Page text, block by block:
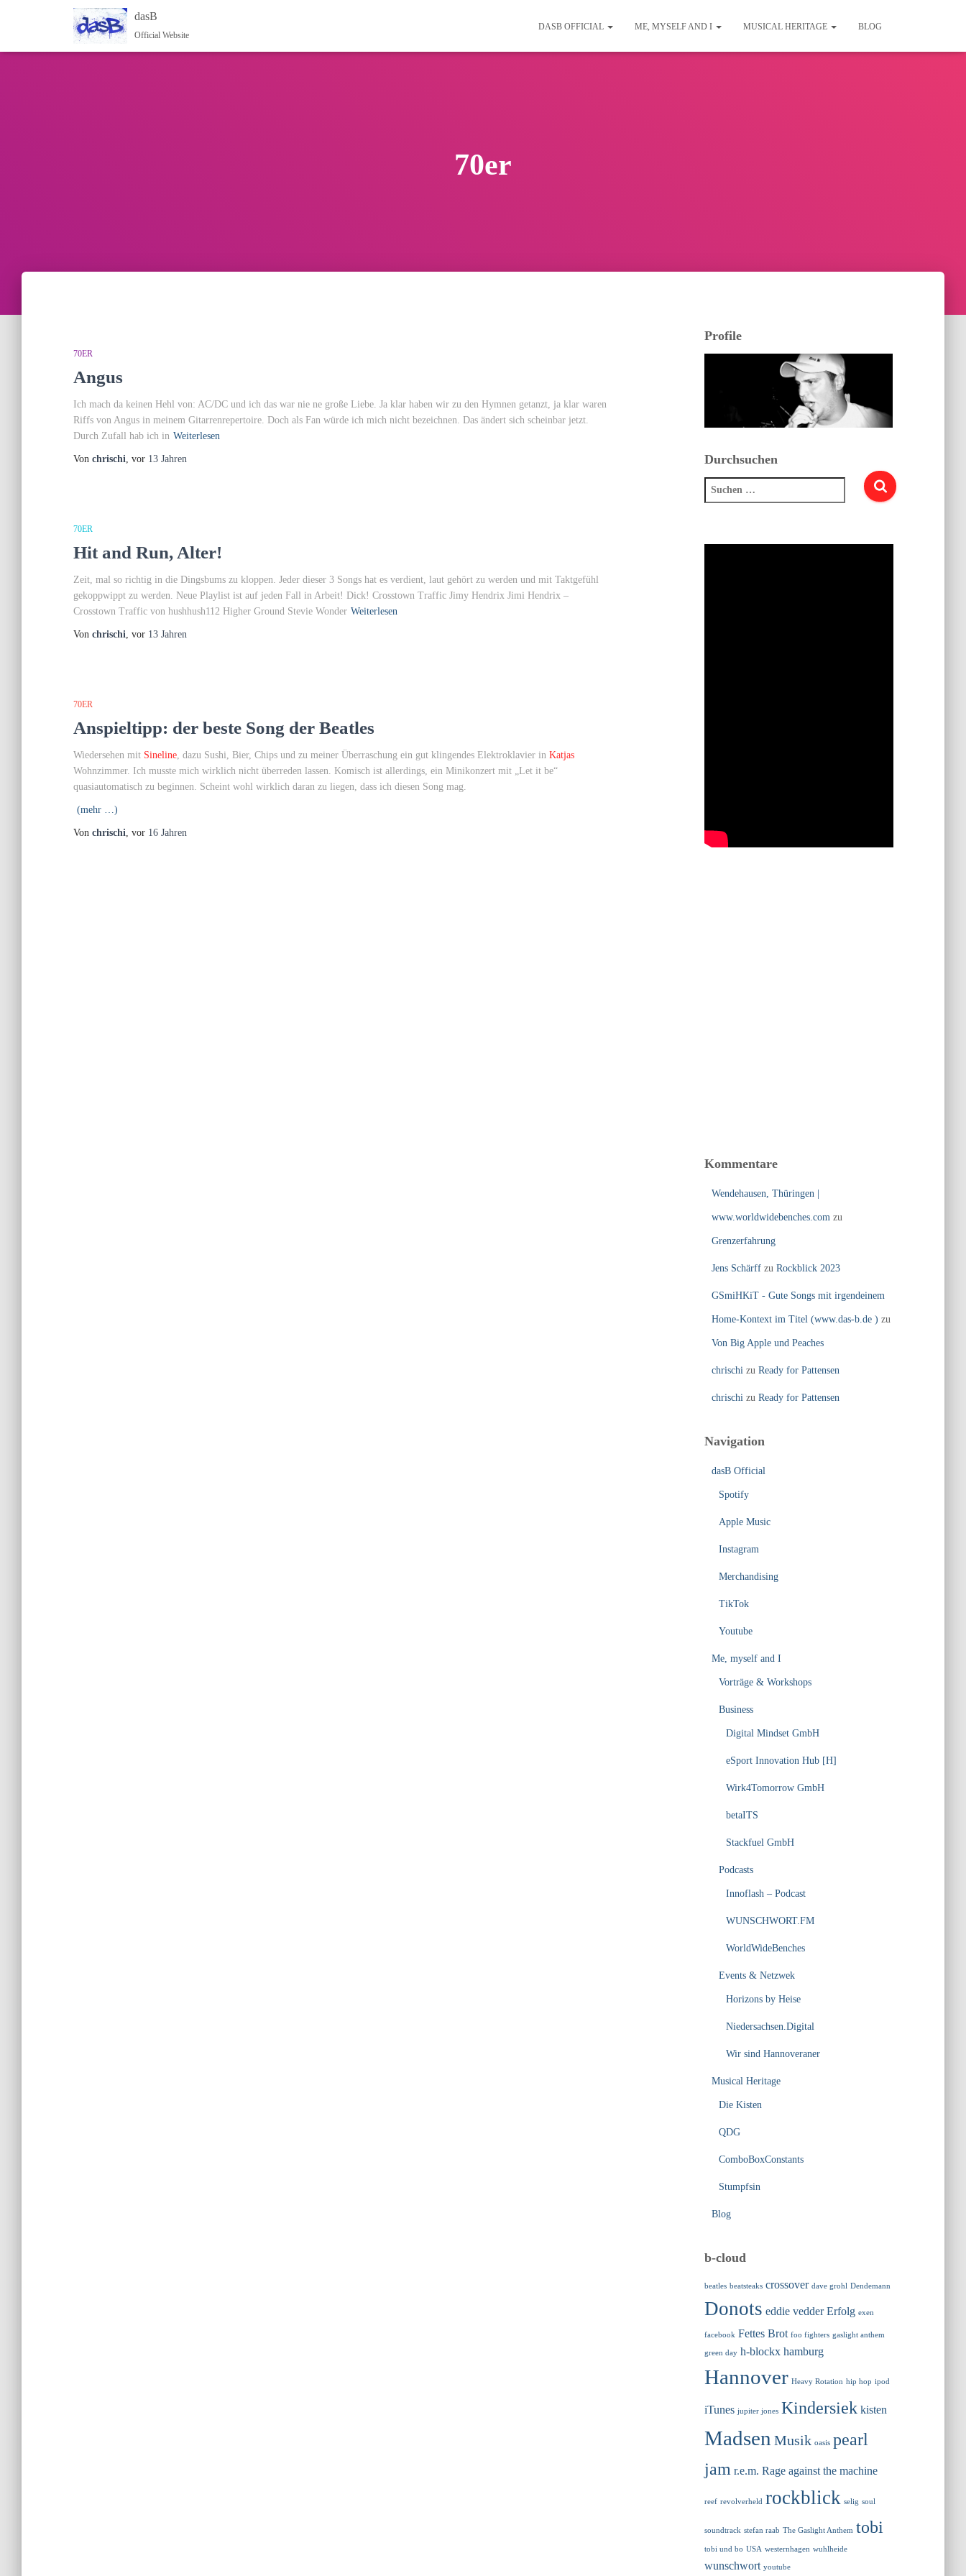
dasB
Official Website
DASB OFFICIAL ME, MYSELF AND I MUSICAL HERITAGE BLOG
70er
70ER
Angus
Ich mach da keinen Hehl von: AC/DC und ich das war nie ne große Liebe. Ja klar haben wir zu den Hymnen getanzt, ja klar waren
Riffs von Angus in meinem Gitarrenrepertoire. Doch als Fan würde ich mich nicht bezeichnen. Das ändert sich scheinbar jetzt.
Durch Zufall hab ich in Weiterlesen
Von chrischi, vor 13 Jahren
70ER
Hit and Run, Alter!
Zeit, mal so richtig in die Dingsbums zu kloppen. Jeder dieser 3 Songs hat es verdient, laut gehört zu werden und mit Taktgefühl
gekoppwippt zu werden. Neue Playlist ist auf jeden Fall in Arbeit! Dick! Crosstown Traffic Jimy Hendrix Jimi Hendrix –
Crosstown Traffic von hushhush112 Higher Ground Stevie Wonder Weiterlesen
Von chrischi, vor 13 Jahren
70ER
Anspieltipp: der beste Song der Beatles
Wiedersehen mit Sineline, dazu Sushi, Bier, Chips und zu meiner Überraschung ein gut klingendes Elektroklavier in Katjas
Wohnzimmer. Ich musste mich wirklich nicht überreden lassen. Komisch ist allerdings, ein Minikonzert mit „Let it be“
quasiautomatisch zu beginnen. Scheint wohl wirklich daran zu liegen, dass ich diesen Song mag.
(mehr …)
Von chrischi, vor 16 Jahren
Profile
Durchsuchen
Suchen
nach:
Kommentare
Wendehausen, Thüringen |
www.worldwidebenches.com zu
Grenzerfahrung
Jens Schärffzu Rockblick 2023
GSmiHKiT - Gute Songs mit irgendeinem
Home-Kontext im Titel (www.das-b.de ) zu
Von Big Apple und Peaches
chrischi zu Ready for Pattensen
chrischi zu Ready for Pattensen
Navigation
dasB Official
Spotify
Apple Music
Instagram
Merchandising
TikTok
Youtube
Me, myself and I
Vorträge & Workshops
Business
Digital Mindset GmbH
eSport Innovation Hub [H]
Wirk4Tomorrow GmbH
betaITS
Stackfuel GmbH
Podcasts
Innoflash – Podcast
WUNSCHWORT.FM
WorldWideBenches
Events & Netzwek
Horizons by Heise
Niedersachsen.Digital
Wir sind Hannoveraner
Musical Heritage
Die Kisten
QDG
ComboBoxConstants
Stumpfsin
Blog
b-cloud
beatles beatsteaks crossover dave grohl Dendemann
Donots eddie vedder Erfolg exen
facebook Fettes Brot foo fighters gaslight anthem
green day h-blockx hamburg
Hannover Heavy Rotation hip hop ipod
iTunes jupiter jones Kindersiek kisten
Madsen Musik oasis pearl
jam r.e.m. Rage against the machine
reef revolverheld rockblick selig soul
soundtrack stefan raab The Gaslight Anthem tobi
tobi und bo USA westernhagen wuhlheide
wunschwort youtube